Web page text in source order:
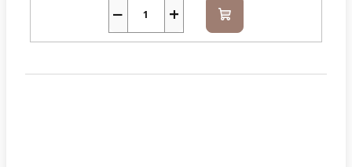
+
− Do
košíku